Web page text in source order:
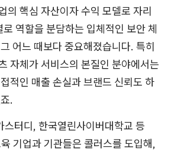
의 핵심 자산이자 수익 모델로 자리
역할을 분담하는 입체적인 보안 체
어느 때보다 중요해졌습니다. 특히
자체가 서비스의 본질인 분야에서는
적인 매출 손실과 브랜드 신뢰도 하
.
터디, 한국열린사이버대학교 등
기업과 기관들은 콜러스를 도입해,